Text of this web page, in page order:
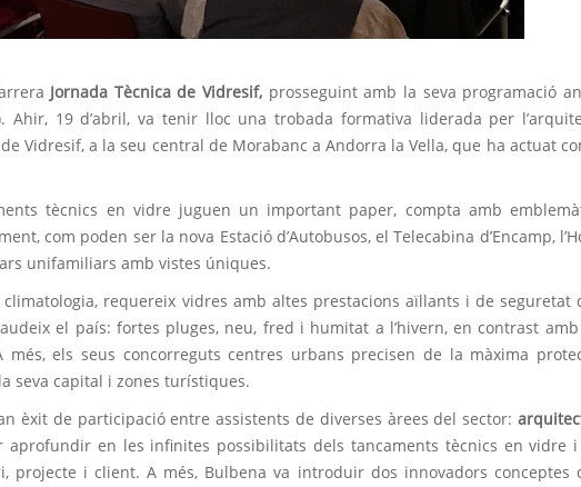
Jornada Tècnica de Vidresif, prosseguint amb la seva programació
Ahir, 19 d’abril, va tenir lloc una trobada formativa liderada per
Vidresif, a la seu central de Morabanc a Andorra la Vella, que ha actuat
tècnics en vidre juguen un important paper, compta amb
com poden ser la nova Estació d’Autobusos, el Telecabina d’Encamp,
unifamiliars amb vistes úniques.
climatologia, requereix vidres amb altes prestacions aïllants i de seguretat
el país: fortes pluges, neu, fred i humitat a l’hivern, en contrast
els seus concorreguts centres urbans precisen de la màxima
seva capital i zones turístiques.
èxit de participació entre assistents de diverses àrees del sector:
aprofundir en les infinites possibilitats dels tancaments tècnics en vidre i
projecte i client. A més, Bulbena va introduir dos innovadors conceptes